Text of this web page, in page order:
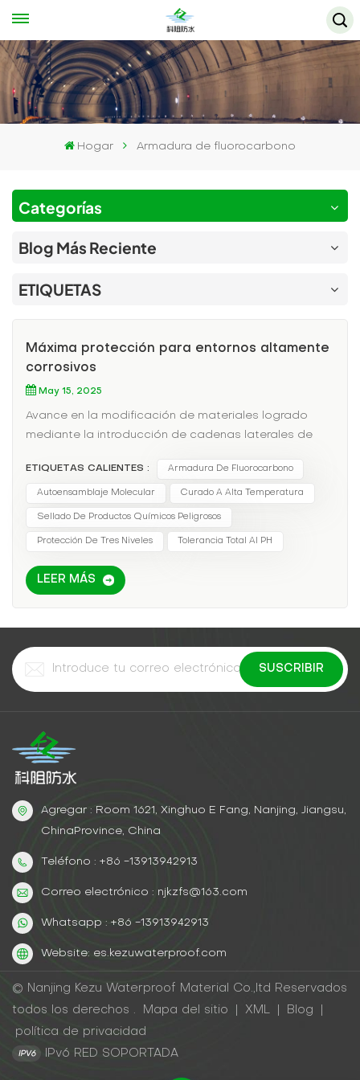
Hogar Armadura de fluorocarbono
Categorías
Blog Más Reciente
ETIQUETAS
Máxima protección para entornos altamente
corrosivos
May 15, 2025
Avance en la modificación de materiales logrado
mediante la introducción de cadenas laterales de
concentrado al 98% durante 30 días, tasa de
cambio de masa
ETIQUETAS CALIENTES : Armadura De Fluorocarbono
Autoensamblaje Molecular Curado A Alta Temperatura
Sellado De Productos Químicos Peligrosos
Protección De Tres Niveles Tolerancia Total Al PH
LEER MÁS
Agregar : Room 1621, Xinghuo E Fang, Nanjing, Jiangsu,
ChinaProvince, China
Teléfono : +86 -13913942913
Correo electrónico : njkzfs@163.com
Whatsapp : +86 -13913942913
Website: es.kezuwaterproof.com
© Nanjing Kezu Waterproof Material Co.,ltd Reservados
todos los derechos .
Mapa del sitio XML Blog
política de privacidad
IPv6 RED SOPORTADA